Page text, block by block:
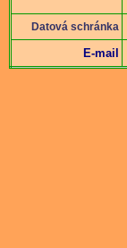
Datová schránka
E-mail